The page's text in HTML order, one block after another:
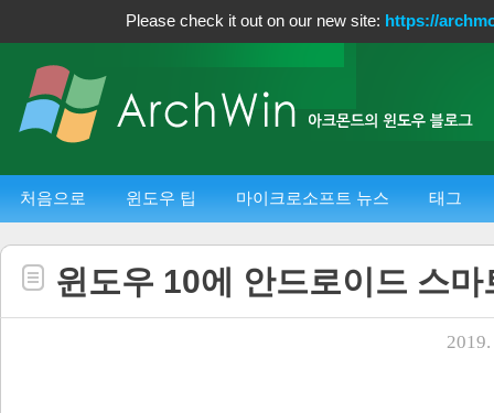
Please check it out on our new site: https://
처음으로 윈도우 팁 마이크로소프트 뉴스 태그
윈도우 10에 안드로이드 스